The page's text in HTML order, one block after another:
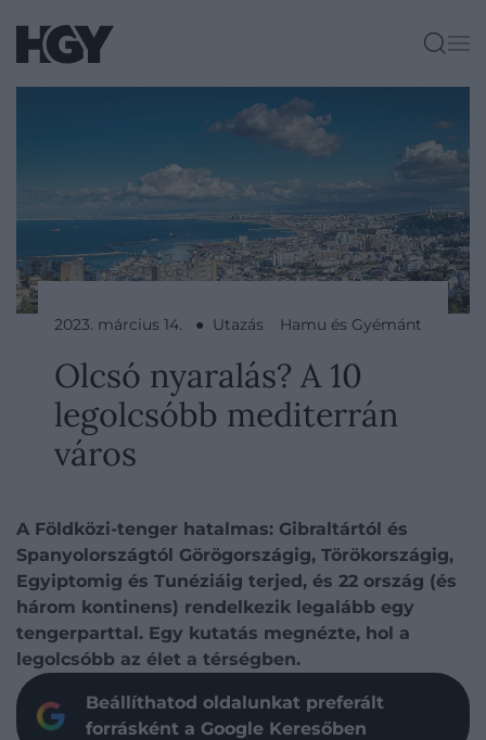
2023. március 14. ● Utazás Hamu és Gyémánt
Olcsó nyaralás? A 10
legolcsóbb mediterrán
város
A Földközi-tenger hatalmas: Gibraltártól és
Spanyolországtól Görögországig, Törökországig,
Egyiptomig és Tunéziáig terjed, és 22 ország (és
három kontinens) rendelkezik legalább egy
tengerparttal. Egy kutatás megnézte, hol a
legolcsóbb az élet a térségben.
Beállíthatod oldalunkat preferált
forrásként a Google Keresőben